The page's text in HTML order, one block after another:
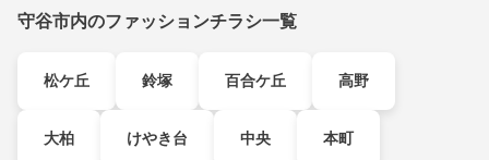
守谷市内のファッションチラシ一覧
松ケ丘 鈴塚 百合ケ丘 高野
大柏 けやき台 中央 本町